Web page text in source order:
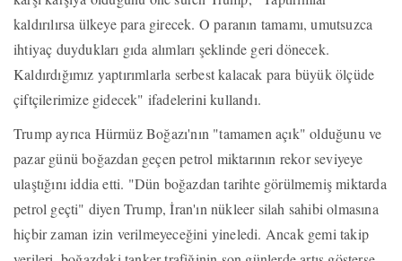
kaldırılırsa ülkeye para girecek. O paranın tamamı, umutsuzca
ihtiyaç duydukları gıda alımları şeklinde geri dönecek.
Kaldırdığımız yaptırımlarla serbest kalacak para büyük ölçüde
çiftçilerimize gidecek" ifadelerini kullandı.
Trump ayrıca Hürmüz Boğazı'nın "tamamen açık" olduğunu ve
pazar günü boğazdan geçen petrol miktarının rekor seviyeye
ulaştığını iddia etti. "Dün boğazdan tarihte görülmemiş miktarda
petrol geçti" diyen Trump, İran'ın nükleer silah sahibi olmasına
hiçbir zaman izin verilmeyeceğini yineledi. Ancak gemi takip